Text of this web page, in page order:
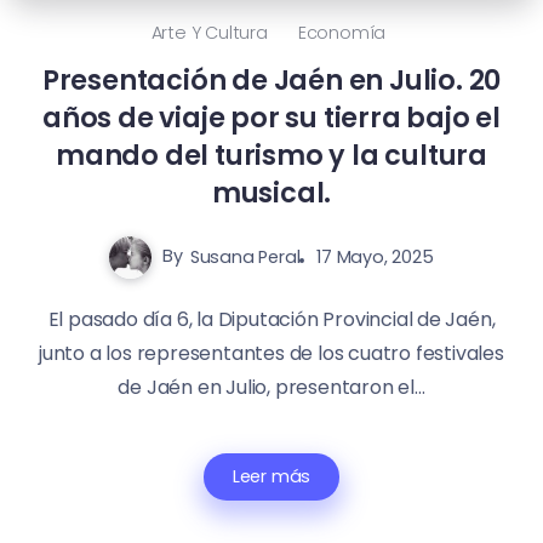
Arte Y Cultura Economía
Presentación de Jaén en Julio. 20
años de viaje por su tierra bajo el
mando del turismo y la cultura
musical.
By Susana Peral 17 Mayo, 2025
El pasado día 6, la Diputación Provincial de Jaén,
junto a los representantes de los cuatro festivales
de Jaén en Julio, presentaron el...
Leer más